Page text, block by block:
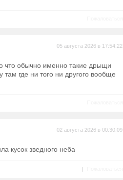
05 августа 2026 в 17:54:22
что обычно именно такие дрыщи
там где ни того ни другого вообще
02 августа 2026 в 00:30:09
кусок зведного неба
|